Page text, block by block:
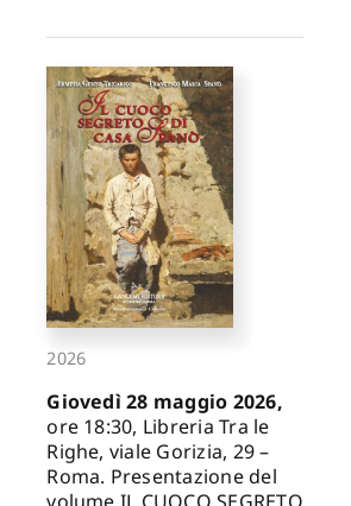
2026
Giovedì 28 maggio 2026,
ore 18:30, Libreria Tra le
Righe, viale Gorizia, 29 –
Roma. Presentazione del